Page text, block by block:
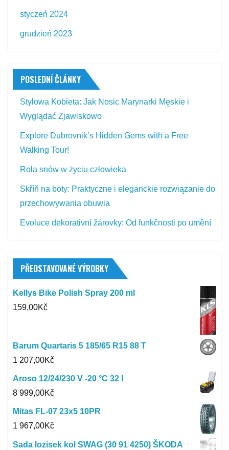
styczeń 2024
grudzień 2023
POSLEDNÍ ČLÁNKY
Stylowa Kobieta: Jak Nosic Marynarki Męskie i
Wyglądać Zjawiskowo
Explore Dubrovnik’s Hidden Gems with a Free
Walking Tour!
Rola snów w życiu człowieka
Skříň na boty: Praktyczne i eleganckie rozwiązanie do
przechowywania obuwia
Evoluce dekorativní žárovky: Od funkčnosti po umění
PŘEDSTAVOVANÉ VÝROBKY
Kellys Bike Polish Spray 200 ml
159,00Kč
Barum Quartaris 5 185/65 R15 88 T
1 207,00Kč
Aroso 12/24/230 V -20 °C 32 l
8 999,00Kč
Mitas FL-07 23x5 10PR
1 967,00Kč
Sada lozisek kol SWAG (30 91 4250) ŠKODA